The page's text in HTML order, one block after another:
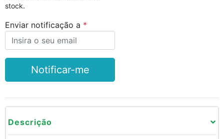
stock.
Enviar notificação a
Notificar-me
Descrição